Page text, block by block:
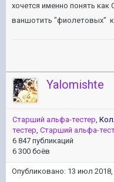
хочется именно понять как
ваншотить "фиолетовых"
Yalomishte
Старший альфа-тестер
тестер Старший альфа-
6 847 публикаций
6 300 боёв
Опубликовано: 13 июл 2018,